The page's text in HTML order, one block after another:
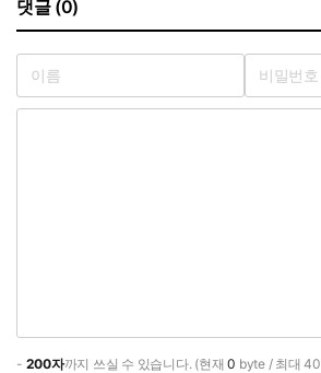
댓글 (0)
- 200자까지 쓰실 수 있습니다. (현재0 byte / 최대